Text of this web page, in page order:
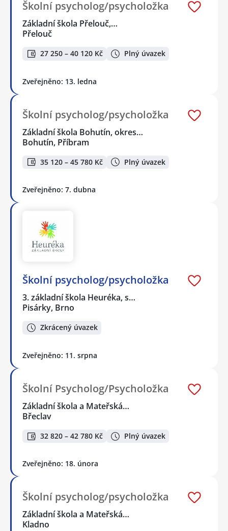
Školní psycholog/psycholožka
Základní škola Přelouč,…
Přelouč
27 250 – 40 120 Kč Plný úvazek
Zveřejněno: 13. ledna
Školní psycholog/psycholožka
Základní škola Bohutín, okres…
Bohutín, Příbram
35 120 – 45 780 Kč Plný úvazek
Zveřejněno: 7. dubna
Školní psycholog/psycholožka
3. základní škola Heuréka, s…
Pisárky, Brno
Zkrácený úvazek
Zveřejněno: 11. srpna
Školní Psycholog/Psycholožka
Základní škola a Mateřská…
Břeclav
32 820 – 42 780 Kč Plný úvazek
Zveřejněno: 18. února
Školní psycholog/psycholožka
Základní škola a Mateřská…
Kladno